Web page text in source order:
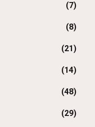
(7)
(8)
(21)
(14)
(48)
(29)